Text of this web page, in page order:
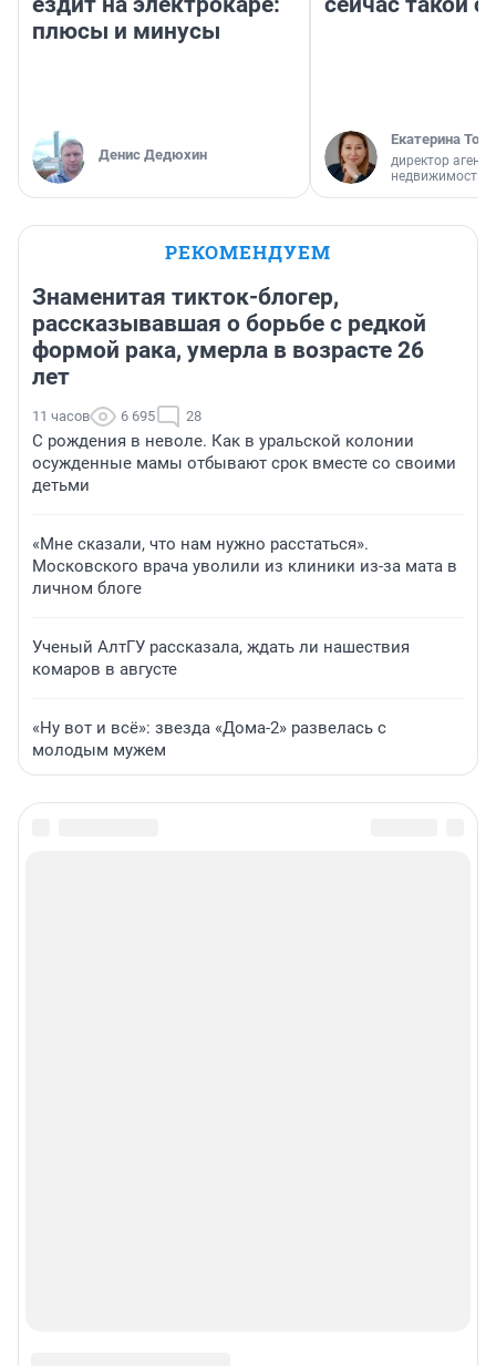
плюсы и минусы
Денис Дедюхин
Екатерина
директор
недвижимости
РЕКОМЕНДУЕМ
Знаменитая тикток-блогер,
рассказывавшая о борьбе с редкой
формой рака, умерла в возрасте 26
лет
11 часов 6 695 28
С рождения в неволе. Как в уральской колонии
осужденные мамы отбывают срок вместе со своими
детьми
«Мне сказали, что нам нужно расстаться».
Московского врача уволили из клиники из-за мата в
личном блоге
Ученый АлтГУ рассказала, ждать ли нашествия
комаров в августе
«Ну вот и всё»: звезда «Дома-2» развелась с
молодым мужем